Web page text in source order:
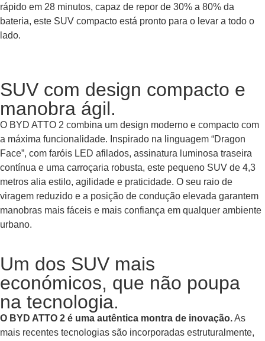
rápido em 28 minutos, capaz de repor de 30% a 80% da
bateria, este SUV compacto está pronto para o levar a todo o
lado.
SUV com design compacto e
manobra ágil.
O BYD ATTO 2 combina um design moderno e compacto com
a máxima funcionalidade. Inspirado na linguagem “Dragon
Face”, com faróis LED afilados, assinatura luminosa traseira
contínua e uma carroçaria robusta, este pequeno SUV de 4,3
metros alia estilo, agilidade e praticidade. O seu raio de
viragem reduzido e a posição de condução elevada garantem
manobras mais fáceis e mais confiança em qualquer ambiente
urbano.
Um dos SUV mais
económicos, que não poupa
na tecnologia.
O BYD ATTO 2 é uma autêntica montra de inovação.As
mais recentes tecnologias são incorporadas estruturalmente,